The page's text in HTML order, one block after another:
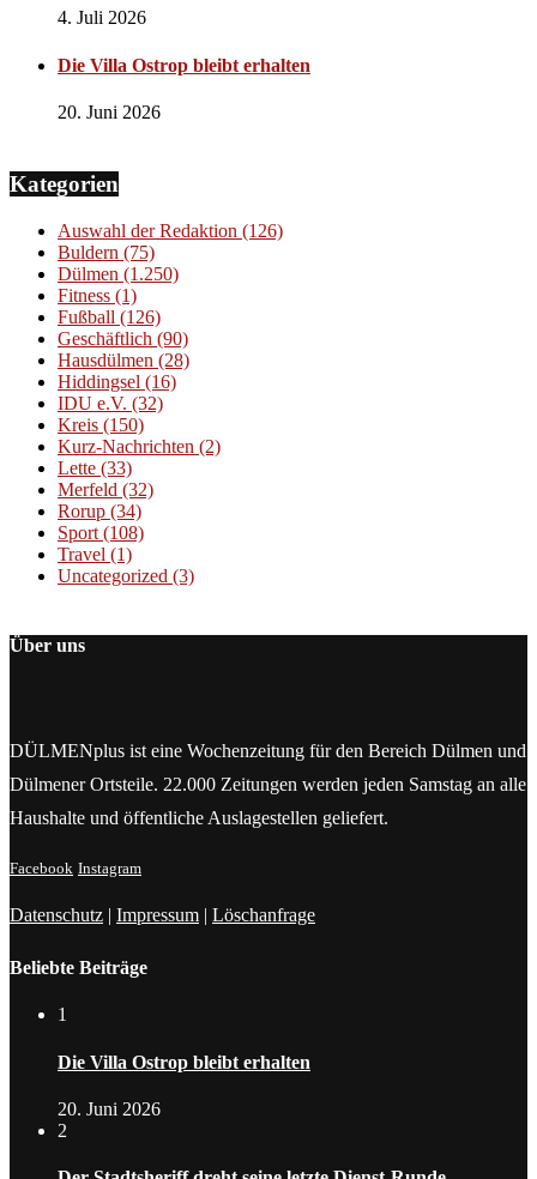
4. Juli 2026
Die Villa Ostrop bleibt erhalten
20. Juni 2026
Kategorien
Auswahl der Redaktion (126)
Buldern (75)
Dülmen (1.250)
Fitness (1)
Fußball (126)
Geschäftlich (90)
Hausdülmen (28)
Hiddingsel (16)
IDU e.V. (32)
Kreis (150)
Kurz-Nachrichten (2)
Lette (33)
Merfeld (32)
Rorup (34)
Sport (108)
Travel (1)
Uncategorized (3)
Über uns
DÜLMENplus ist eine Wochenzeitung für den Bereich Dülmen und
Dülmener Ortsteile. 22.000 Zeitungen werden jeden Samstag an alle
Haushalte und öffentliche Auslagestellen geliefert.
Facebook Instagram
Datenschutz | Impressum | Löschanfrage
Beliebte Beiträge
1
Die Villa Ostrop bleibt erhalten
20. Juni 2026
2